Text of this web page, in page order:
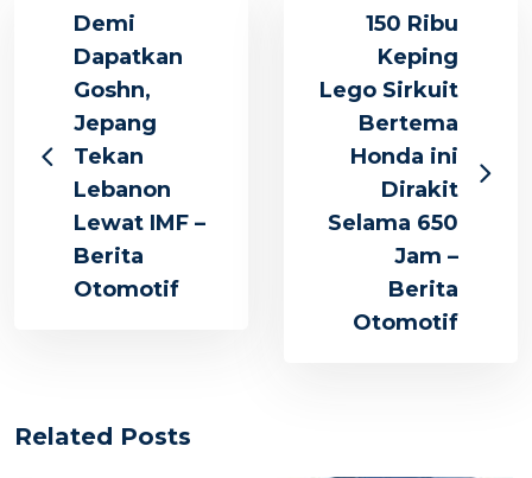
Demi
Dapatkan
Goshn,
Jepang
Tekan
Lebanon
Lewat IMF –
Berita
Otomotif
150 Ribu
Keping
Lego Sirkuit
Bertema
Honda ini
Dirakit
Selama 650
Jam –
Berita
Otomotif
Related Posts